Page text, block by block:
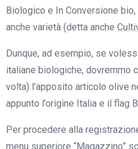
Biologico e In Conversione
anche varietà (detta anche
Dunque, ad esempio, se
italiane biologiche, dovremmo
volta) l’apposito articolo olive
appunto l’origine Italia e il flag
Per procedere alla
menu superiore “Magazzino”